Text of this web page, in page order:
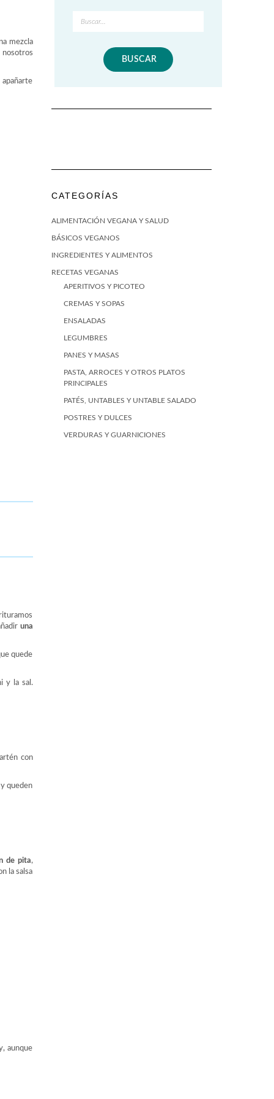
mezcla
nosotros
una
quede
y la sal.
con
queden
de pita,
la salsa
aunque
CATEGORÍAS
ALIMENTACIÓN VEGANA Y SALUD
BÁSICOS VEGANOS
INGREDIENTES Y ALIMENTOS
RECETAS VEGANAS
APERITIVOS Y PICOTEO
CREMAS Y SOPAS
ENSALADAS
LEGUMBRES
PANES Y MASAS
PASTA, ARROCES Y OTROS PLATOS
PRINCIPALES
PATÉS, UNTABLES Y UNTABLE SALADO
POSTRES Y DULCES
VERDURAS Y GUARNICIONES